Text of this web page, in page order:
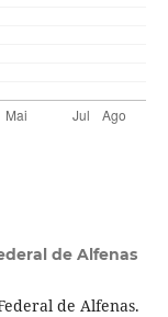
de Alfenas
de Alfenas.